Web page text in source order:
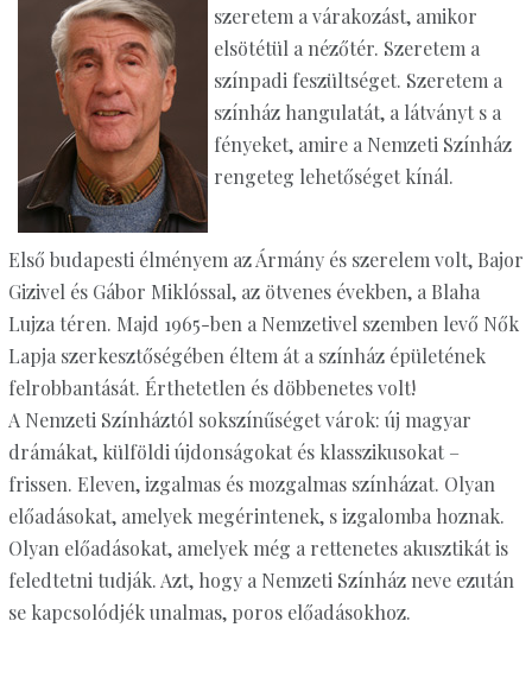
szeretem a várakozást, amikor
elsötétül a nézőtér. Szeretem a
színpadi feszültséget. Szeretem a
színház hangulatát, a látványt s a
fényeket, amire a Nemzeti Színház
rengeteg lehetőséget kínál.
Első budapesti élményem az Ármány és szerelem volt, Bajor
Gizivel és Gábor Miklóssal, az ötvenes években, a Blaha
Lujza téren. Majd 1965-ben a Nemzetivel szemben levő Nők
Lapja szerkesztőségében éltem át a színház épületének
felrobbantását. Érthetetlen és döbbenetes volt!
A Nemzeti Színháztól sokszínűséget várok: új magyar
drámákat, külföldi újdonságokat és klasszikusokat –
frissen. Eleven, izgalmas és mozgalmas színházat. Olyan
előadásokat, amelyek megérintenek, s izgalomba hoznak.
Olyan előadásokat, amelyek még a rettenetes akusztikát is
feledtetni tudják. Azt, hogy a Nemzeti Színház neve ezután
se kapcsolódjék unalmas, poros előadásokhoz.